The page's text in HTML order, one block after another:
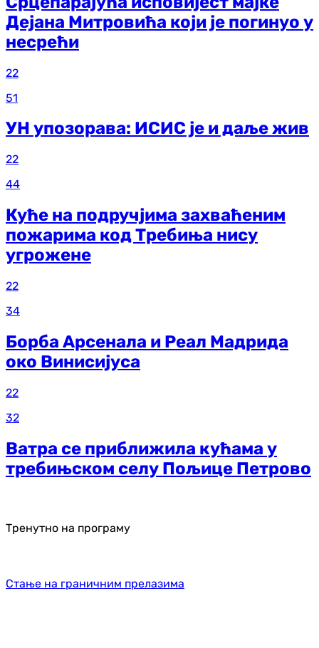
Дејана Митровића који је погинуо у
несрећи
22
51
УН упозорава: ИСИС је и даље жив
22
44
Куће на подручјима захваћеним
пожарима код Требиња нису
угрожене
22
34
Борба Арсенала и Реал Мадрида
око Винисијуса
22
32
Ватра се приближила кућама у
требињском селу Пољице Петрово
Тренутно на програму
Стање на граничним прелазима